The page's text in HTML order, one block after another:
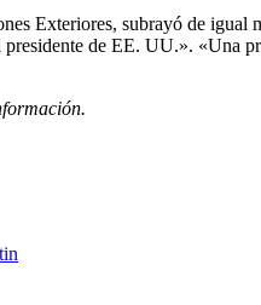
Exteriores, subrayó de
de EE. UU.».